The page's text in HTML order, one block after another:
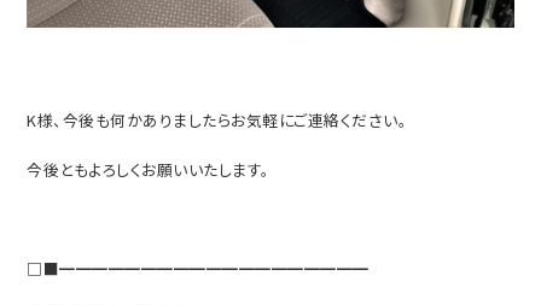
K様、今後も何かありましたらお気軽にご連絡ください。
今後ともよろしくお願いいたします。
□■━━━━━━━━━━━━━━━━━━━